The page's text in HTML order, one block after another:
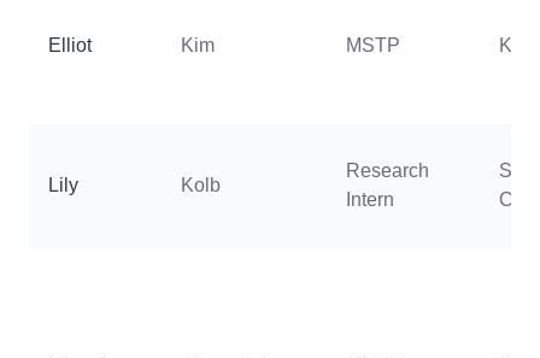
Elliot Kim MSTP
Lily Kolb
Research
Intern
C.